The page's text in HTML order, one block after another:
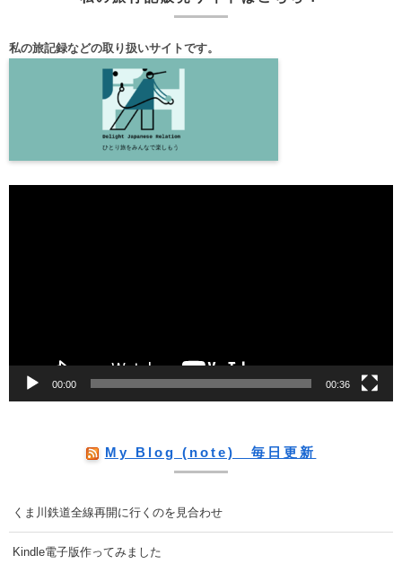
私の旅記録などの取り扱いサイトです。
00:00 00:36
My Blog (note) 毎日更新
くま川鉄道全線再開に行くのを見合わせ
Kindle電子版作ってみました